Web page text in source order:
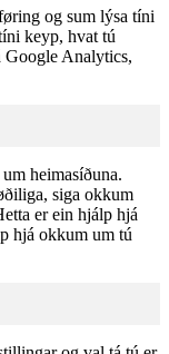
og sum lýsa tíni
keyp, hvat tú
Google Analytics,
heimasíðuna.
siga okkum
er ein hjálp hjá
hjá okkum um tú